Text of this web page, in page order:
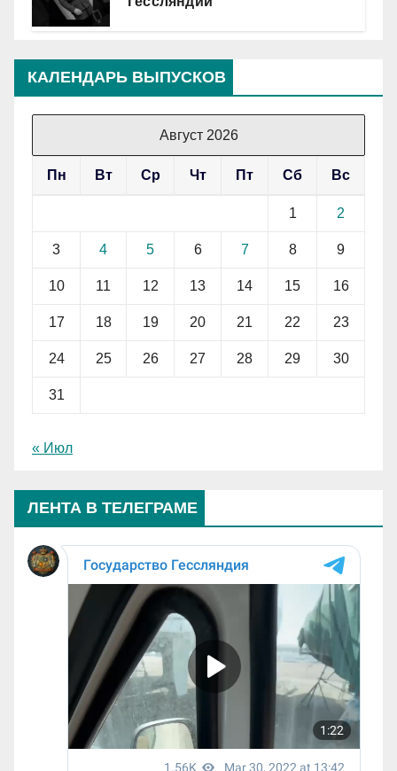
КАЛЕНДАРЬ ВЫПУСКОВ
Август 2026
Пн Вт Ср Чт Пт Сб Вс
1 2
3 4 5 6 7 8 9
10 11 12 13 14 15 16
17 18 19 20 21 22 23
24 25 26 27 28 29 30
31
« Июл
ЛЕНТА В ТЕЛЕГРАМЕ